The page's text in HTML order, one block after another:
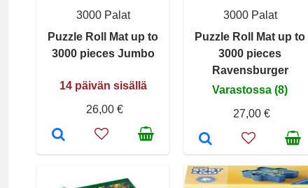
3000 Palat
Puzzle Roll Mat up to
3000 pieces Jumbo
14 päivän sisällä
26,00 €
3000 Palat
Puzzle Roll Mat up to
3000 pieces
Ravensburger
Varastossa (8)
27,00 €